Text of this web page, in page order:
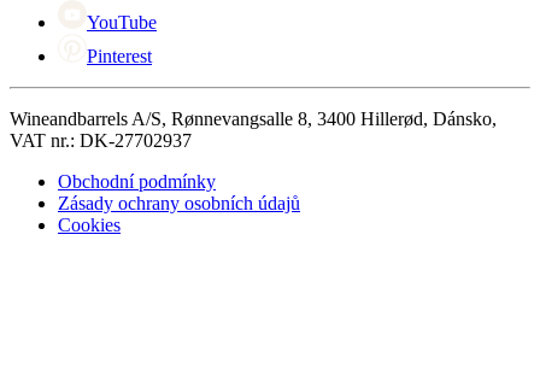
YouTube
Pinterest
Wineandbarrels A/S, Rønnevangsalle 8, 3400 Hillerød, Dánsko,
VAT nr.: DK-27702937
Obchodní podmínky
Zásady ochrany osobních údajů
Cookies